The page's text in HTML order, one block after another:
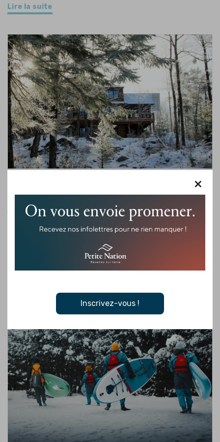
×
Inscrivez-vous !
Lire la suite
valises
L’hiver version confort pour un hiver authentique en Petite
Nation Quand le mercure baisse, on a deux envies qui se
répondent, jouer dehors puis se retrouver au chaud. En Petite